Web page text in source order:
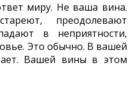
миру. Не ваша вина.
преодолевают
в неприятности,
Это обычно. В вашей
Вашей вины в этом